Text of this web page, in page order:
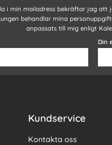
i min mailadress bekräftar jag att
behandlar mina
anpassats till mig enligt
Din
Kundservice
Kontakta oss